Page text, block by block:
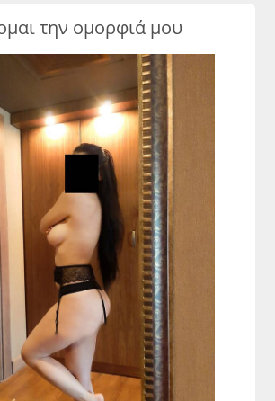
την ομορφιά μου